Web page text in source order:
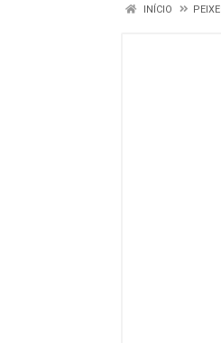
INÍCIO